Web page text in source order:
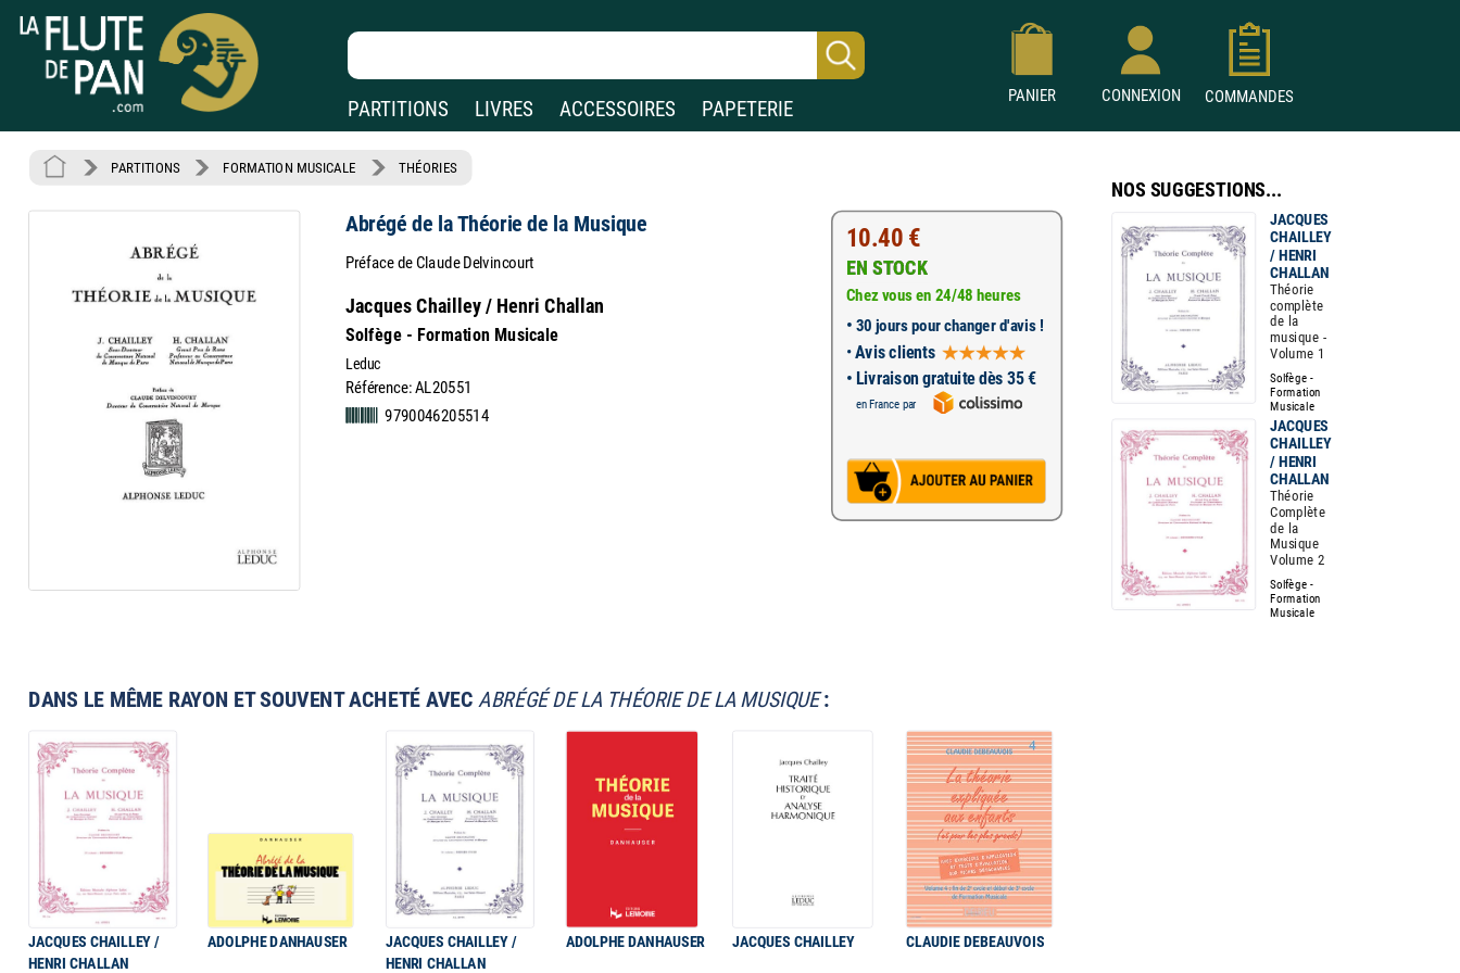
PARTITIONS LIVRES ACCESSOIRES PAPETERIE
PANIER CONNEXION COMMANDES
PARTITIONS FORMATION MUSICALE THÉORIES
Abrégé de la Théorie de la Musique
Préface de Claude Delvincourt
Jacques Chailley / Henri Challan
Solfège - Formation Musicale
Leduc
Référence: AL20551
9790046205514
10.40 €
EN STOCK
Chez vous en 24/48 heures
• 30 jours pour changer d'avis !
•Avis clients
• Livraison gratuite dès 35 €
en France par
DANS LE MÊME RAYON ET SOUVENT ACHETÉ AVECABRÉGÉ DE LA THÉORIE DE LA MUSIQUE:
JACQUES CHAILLEY /
HENRI CHALLAN
ADOLPHE DANHAUSER JACQUES CHAILLEY /
HENRI CHALLAN
ADOLPHE DANHAUSER JACQUES CHAILLEY CLAUDIE DEBEAUVOIS
NOS SUGGESTIONS...
JACQUES
CHAILLEY
/ HENRI
CHALLAN
Théorie
complète
de la
musique -
Volume 1
Solfège -
Formation
Musicale
JACQUES
CHAILLEY
/ HENRI
CHALLAN
Théorie
Complète
de la
Musique
Volume 2
Solfège -
Formation
Musicale